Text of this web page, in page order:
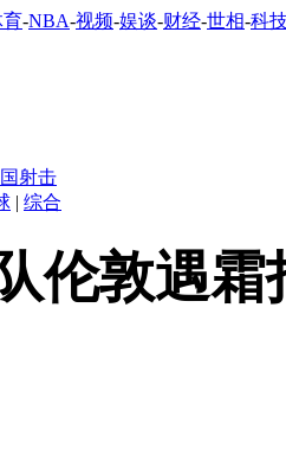
育-NBA-视频-娱谈-财经-世相-科
射击
| 综合
伦敦遇